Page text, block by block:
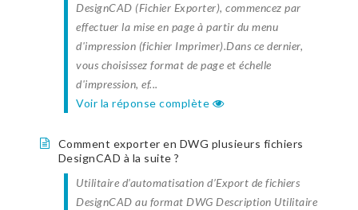
DesignCAD (Fichier Exporter), commencez par
effectuer la mise en page à partir du menu
d'impression (fichier Imprimer).Dans ce dernier,
vous choisissez format de page et échelle
d'impression, ef...
Voir la réponse complète
Comment exporter en DWG plusieurs fichiers
DesignCAD à la suite ?
Utilitaire d’automatisation d’Export de fichiers
DesignCAD au format DWG Description Utilitaire